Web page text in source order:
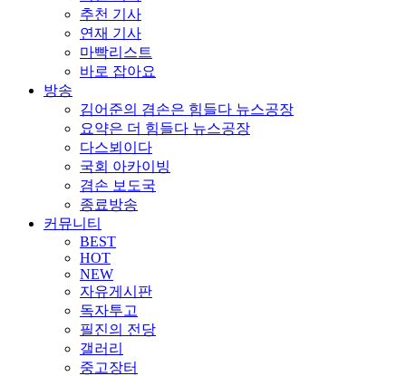
추천 기사
연재 기사
마빡리스트
바로 잡아요
방송
김어준의 겸손은 힘들다 뉴스공장
요약은 더 힘들다 뉴스공장
다스뵈이다
국회 아카이빙
겸손 보도국
종료방송
커뮤니티
BEST
HOT
NEW
자유게시판
독자투고
필진의 전당
갤러리
중고장터